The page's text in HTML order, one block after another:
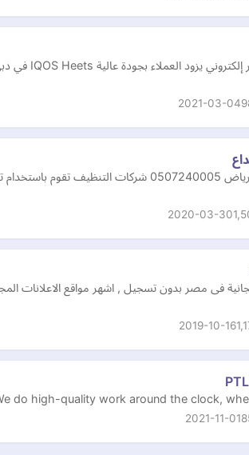
2021-03-04
شركة تنظيف بالرياض 0507240005
2020-03-30
فى مصر بدون تسجيل , اشهر مواقع
2019-10-16
do high-quality work around the clock,
2021-11-01